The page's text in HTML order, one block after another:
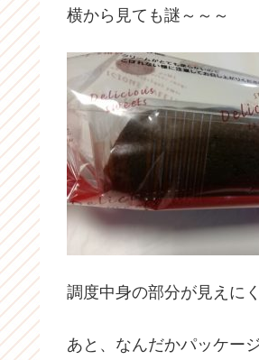
横から見ても謎～～～
調度中身の部分が見えに
あと、なんだかパッケー